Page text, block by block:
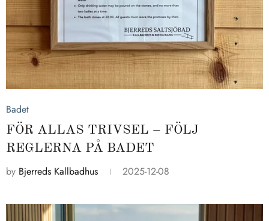
Badet
FÖR ALLAS TRIVSEL – FÖLJ
REGLERNA PÅ BADET
by Bjerreds Kallbadhus 2025-12-08